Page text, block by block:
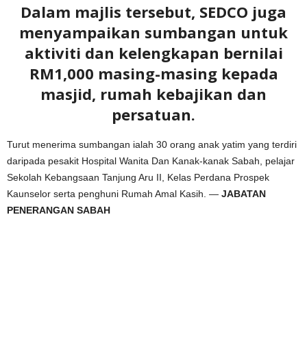
Dalam majlis tersebut, SEDCO juga
menyampaikan sumbangan untuk
aktiviti dan kelengkapan bernilai
RM1,000 masing-masing kepada
masjid, rumah kebajikan dan
persatuan.
Turut menerima sumbangan ialah 30 orang anak yatim yang terdiri
daripada pesakit Hospital Wanita Dan Kanak-kanak Sabah, pelajar
Sekolah Kebangsaan Tanjung Aru II, Kelas Perdana Prospek
Kaunselor serta penghuni Rumah Amal Kasih. — JABATAN
PENERANGAN SABAH